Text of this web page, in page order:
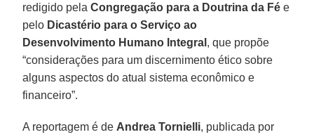
redigido pelaCongregação para a Doutrina da Fé e
pelo Dicastério para o Serviço ao
Desenvolvimento Humano Integral , que propõe
“considerações para um discernimento ético sobre
alguns aspectos do atual sistema econômico e
financeiro”.
A reportagem é de Andrea Tornielli, publicada por